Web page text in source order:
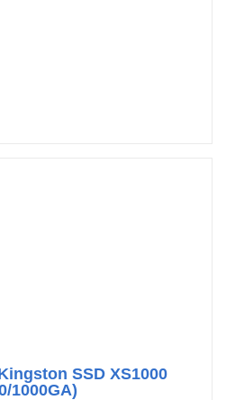
SSD XS1000
1000GA)